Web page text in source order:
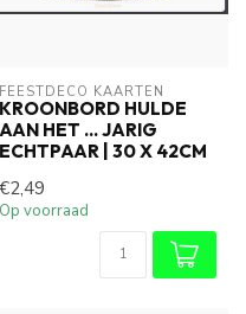
FEESTDECO KAARTEN
KROONBORD HULDE
AAN HET ... JARIG
ECHTPAAR | 30 X 42CM
€2,49
Op voorraad